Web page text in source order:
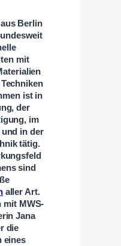
Berlin
mit
ist in
der
im
in der
tätig.
sind
aller Art.
mit MWS-
Jana
die
eines